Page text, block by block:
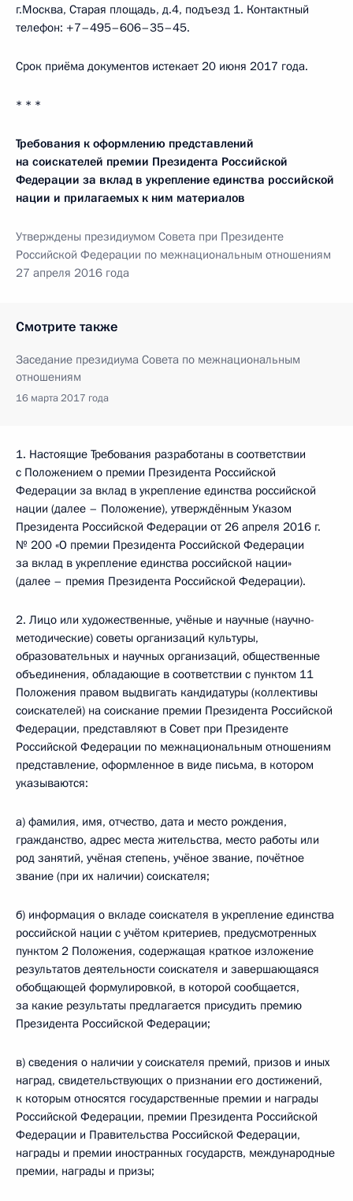
г.Москва, Старая площадь, д.4, подъезд 1. Контактный
телефон: +7–495–606–35–45.
Срок приёма документов истекает 20 июня 2017 года.
* * *
Требования к оформлению представлений
на соискателей премии Президента Российской
Федерации за вклад в укрепление единства российской
нации и прилагаемых к ним материалов
Утверждены президиумом Совета при Президенте
Российской Федерации по межнациональным отношениям
27 апреля 2016 года
Смотрите также
Заседание президиума Совета по межнациональным
отношениям
16 марта 2017 года
1. Настоящие Требования разработаны в соответствии
с Положением о премии Президента Российской
Федерации за вклад в укрепление единства российской
нации (далее – Положение), утверждённым Указом
Президента Российской Федерации от 26 апреля 2016 г.
№ 200 «О премии Президента Российской Федерации
за вклад в укрепление единства российской нации»
(далее – премия Президента Российской Федерации).
2. Лицо или художественные, учёные и научные (научно-
методические) советы организаций культуры,
образовательных и научных организаций, общественные
объединения, обладающие в соответствии с пунктом 11
Положения правом выдвигать кандидатуры (коллективы
соискателей) на соискание премии Президента Российской
Федерации, представляют в Совет при Президенте
Российской Федерации по межнациональным отношениям
представление, оформленное в виде письма, в котором
указываются:
а) фамилия, имя, отчество, дата и место рождения,
гражданство, адрес места жительства, место работы или
род занятий, учёная степень, учёное звание, почётное
звание (при их наличии) соискателя;
б) информация о вкладе соискателя в укрепление единства
российской нации с учётом критериев, предусмотренных
пунктом 2 Положения, содержащая краткое изложение
результатов деятельности соискателя и завершающаяся
обобщающей формулировкой, в которой сообщается,
за какие результаты предлагается присудить премию
Президента Российской Федерации;
в) сведения о наличии у соискателя премий, призов и иных
наград, свидетельствующих о признании его достижений,
к которым относятся государственные премии и награды
Российской Федерации, премии Президента Российской
Федерации и Правительства Российской Федерации,
награды и премии иностранных государств, международные
премии, награды и призы;